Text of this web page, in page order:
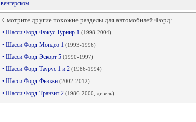
венгерском
Смотрите другие похожие разделы для автомобилей Форд:
• Шасси Форд Фокус Турнир 1 (1998-2004)
• Шасси Форд Мондео 1 (1993-1996)
• Шасси Форд Эскорт 5 (1990-1997)
• Шасси Форд Таурус 1 и 2 (1986-1994)
• Шасси Форд Фьюжн (2002-2012)
• Шасси Форд Транзит 2 (1986-2000, дизель)